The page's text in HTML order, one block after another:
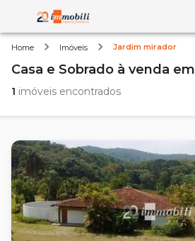
Home Imóveis Jardim mirador
Casa e Sobrado à venda em
1 imóveis encontrados